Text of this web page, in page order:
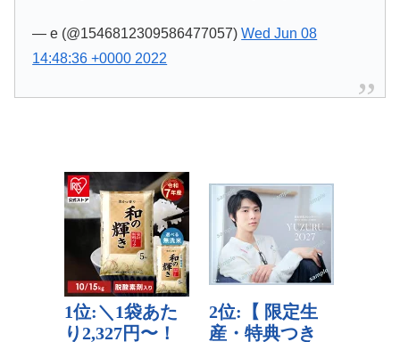
— e (@1546812309586477057)Wed Jun 08
14:48:36 +0000 2022